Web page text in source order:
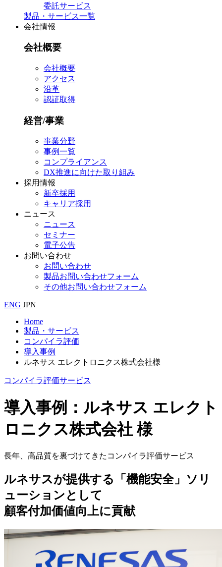
委託サービス
製品・サービス一覧
会社情報
会社概要
会社概要
アクセス
沿革
認証取得
経営/事業
事業分野
事例一覧
コンプライアンス
DX推進に向けた取り組み
採用情報
新卒採用
キャリア採用
ニュース
ニュース
セミナー
電子公告
お問い合わせ
お問い合わせ
製品お問い合わせフォーム
その他お問い合わせフォーム
ENG JPN
Home
製品・サービス
コンパイラ評価
導入事例
ルネサス エレクトロニクス株式会社様
コンパイラ評価サービス
導入事例：ルネサス エレクト
ロニクス株式会社 様
長年、高品質を裏づけてきたコンパイラ評価サービス
ルネサスが提供する「機能安全」ソリ
ューションとして
顧客付加価値向上に貢献